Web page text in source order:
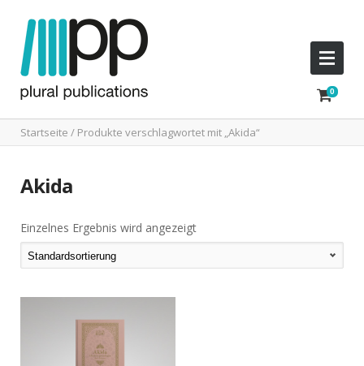
Startseite / Produkte verschlagwortet mit „Akida“
Akida
Einzelnes Ergebnis wird angezeigt